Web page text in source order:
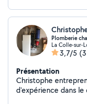
Plomberie
La Colle-sur-
3,7/5
Présentation
Christophe
d'expérience dans